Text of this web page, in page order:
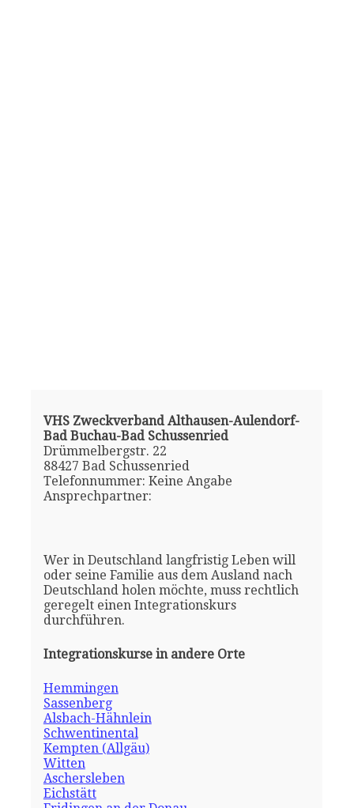
VHS Zweckverband Althausen-Aulendorf-
Bad Buchau-Bad Schussenried
Drümmelbergstr. 22
88427 Bad Schussenried
Telefonnummer: Keine Angabe
Ansprechpartner:
Wer in Deutschland langfristig Leben will
oder seine Familie aus dem Ausland nach
Deutschland holen möchte, muss rechtlich
geregelt einen Integrationskurs
durchführen.
Integrationskurse in andere Orte
Hemmingen
Sassenberg
Alsbach-Hähnlein
Schwentinental
Kempten (Allgäu)
Witten
Aschersleben
Eichstätt